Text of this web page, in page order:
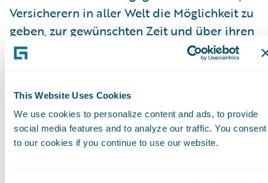
This Website Uses Cookies
We use cookies to personalize content and ads, to provide
social media features and to analyze our traffic. You consent
to our cookies if you continue to use our website.
Versicherern in aller Welt die Möglichkeit zu
geben, zur gewünschten Zeit und über ihren
bevorzugten Kommunikationskanal mit ihren
Kunden zu interagieren. Wir freuen uns,
alle Kommunikationskanäle zur Verfügung zu
stellen.”